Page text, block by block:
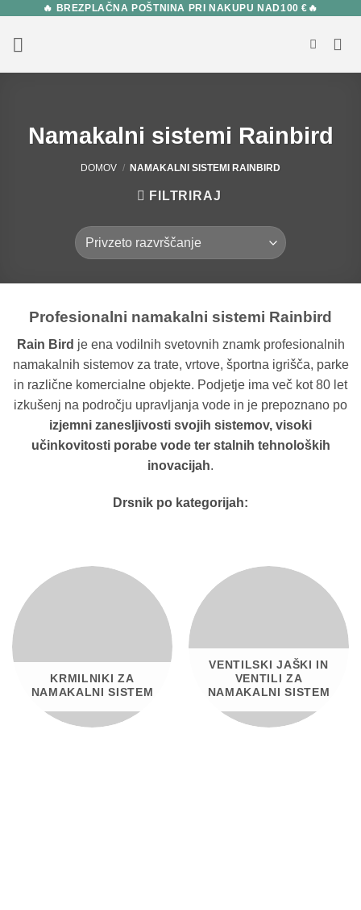
content
🔥 BREZPLAČNA POŠTNINA PRI NAKUPU NAD100 €🔥
Namakalni sistemi Rainbird
DOMOV / NAMAKALNI SISTEMI RAINBIRD
FILTRIRAJ
Profesionalni namakalni sistemi Rainbird
Rain Bird je ena vodilnih svetovnih znamk profesionalnih
namakalnih sistemov za trate, vrtove, športna igrišča, parke
in različne komercialne objekte. Podjetje ima več kot 80 let
izkušenj na področju upravljanja vode in je prepoznano po
izjemni zanesljivosti svojih sistemov, visoki
učinkovitosti porabe vode ter stalnih tehnoloških
inovacijah.
Drsnik po kategorijah:
KRMILNIKI ZA
NAMAKALNI SISTEM
VENTILSKI JAŠKI IN
VENTILI ZA
NAMAKALNI SISTEM